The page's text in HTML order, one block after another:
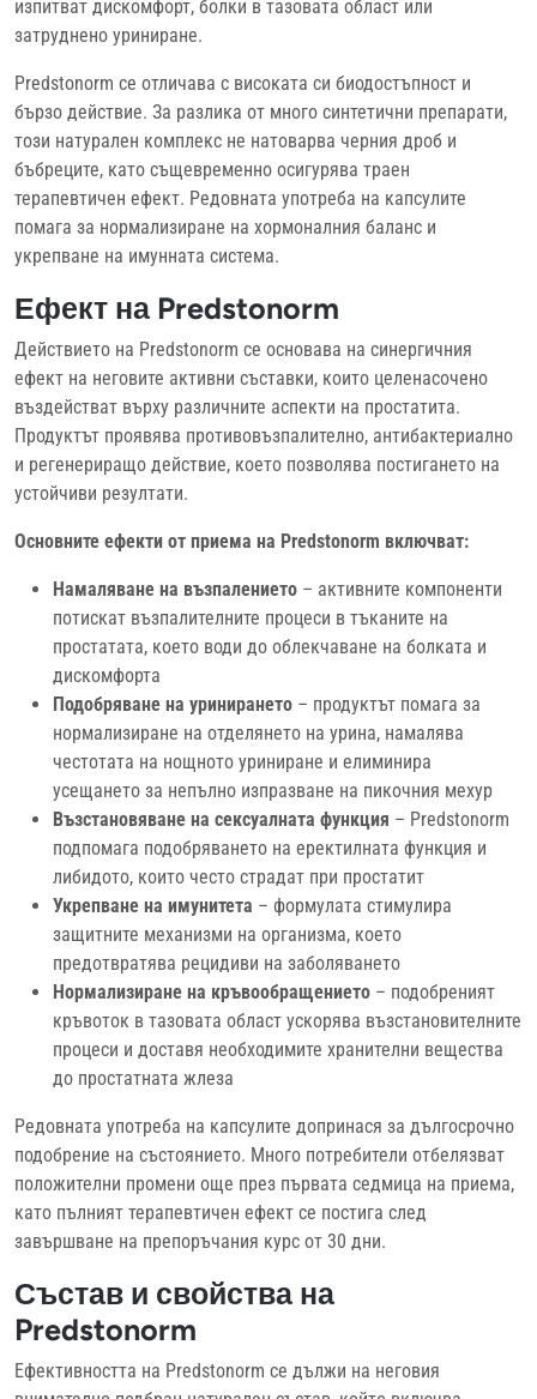
изпитват дискомфорт, болки в тазовата област или
затруднено уриниране.
Predstonorm се отличава с високата си биодостъпност и
бързо действие. За разлика от много синтетични препарати,
този натурален комплекс не натоварва черния дроб и
бъбреците, като същевременно осигурява траен
терапевтичен ефект. Редовната употреба на капсулите
помага за нормализиране на хормоналния баланс и
укрепване на имунната система.
Ефект на Predstonorm
Действието на Predstonorm се основава на синергичния
ефект на неговите активни съставки, които целенасочено
въздействат върху различните аспекти на простатита.
Продуктът проявява противовъзпалително, антибактериално
и регенериращо действие, което позволява постигането на
устойчиви резултати.
Основните ефекти от приема на Predstonorm включват:
Намаляване на възпалението – активните компоненти
потискат възпалителните процеси в тъканите на
простатата, което води до облекчаване на болката и
дискомфорта
Подобряване на уринирането – продуктът помага за
нормализиране на отделянето на урина, намалява
честотата на нощното уриниране и елиминира
усещането за непълно изпразване на пикочния мехур
Възстановяване на сексуалната функция – Predstonorm
подпомага подобряването на еректилната функция и
либидото, които често страдат при простатит
Укрепване на имунитета – формулата стимулира
защитните механизми на организма, което
предотвратява рецидиви на заболяването
Нормализиране на кръвообращението – подобреният
кръвоток в тазовата област ускорява възстановителните
процеси и доставя необходимите хранителни вещества
до простатната жлеза
Редовната употреба на капсулите допринася за дългосрочно
подобрение на състоянието. Много потребители отбелязват
положителни промени още през първата седмица на приема,
като пълният терапевтичен ефект се постига след
завършване на препоръчания курс от 30 дни.
Състав и свойства на
Predstonorm
Ефективността на Predstonorm се дължи на неговия